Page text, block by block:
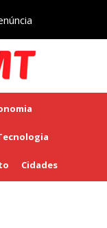
Cidades